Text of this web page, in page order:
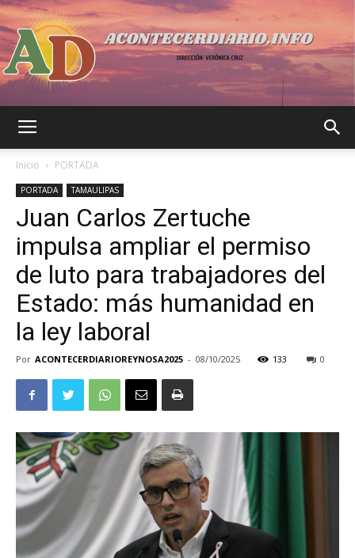
Diario
Inicio PORTADA
PORTADA TAMAULIPAS
Juan Carlos Zertuche
impulsa ampliar el permiso
de luto para trabajadores del
Estado: más humanidad en
la ley laboral
Por ACONTECERDIARIOREYNOSA2025 - 08/10/2025 133 0